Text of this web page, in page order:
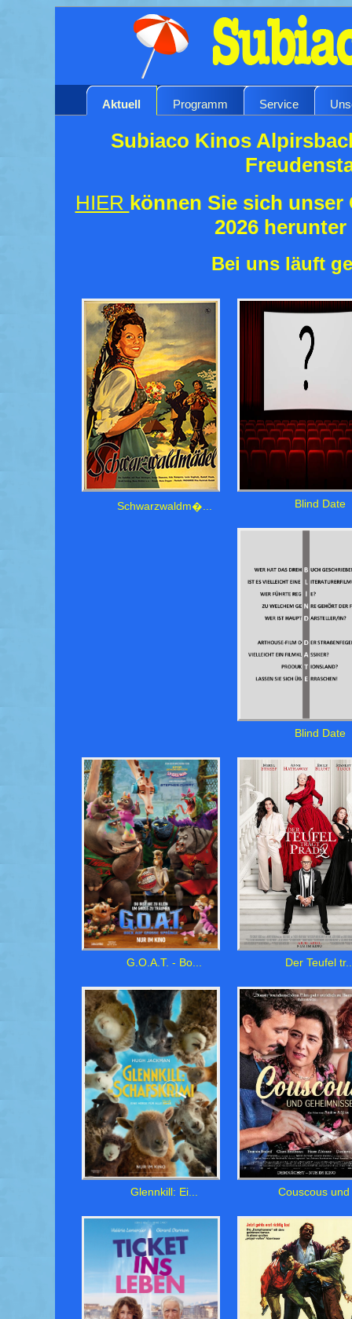
Aktuell Programm Service
Subiaco Kinos
HIER können Sie sich
2026
Bei uns läuft
Schwarzwaldm�... Blind Date
Blind Date
G.O.A.T. - Bo... Der Teufel
Glennkill: Ei... Couscous und